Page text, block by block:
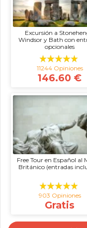
Excursión a
Windsor y Bath con
opcionales
11244 Opiniones
146.60 €
Free Tour en Español al
Británico (entradas
903 Opiniones
Gratis